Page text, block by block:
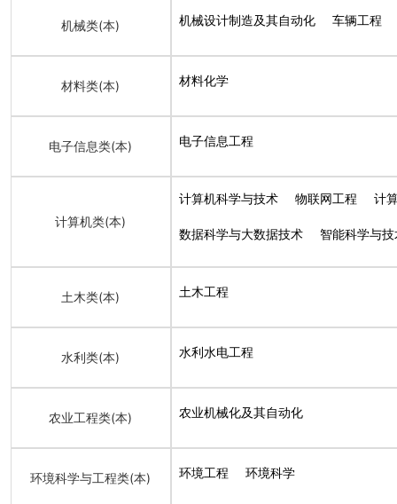
机械类(本) 机械设计制造及其自动化 车辆工程
材料类(本) 材料化学
电子信息类(本) 电子信息工程
计算机类(本)
计算机科学与技术 物联网工程 计
数据科学与大数据技术 智能科学与技
土木类(本) 土木工程
水利类(本) 水利水电工程
农业工程类(本) 农业机械化及其自动化
环境科学与工程类(本) 环境工程 环境科学